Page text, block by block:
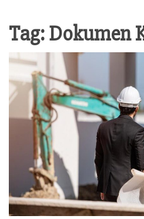
Tag:Dokumen